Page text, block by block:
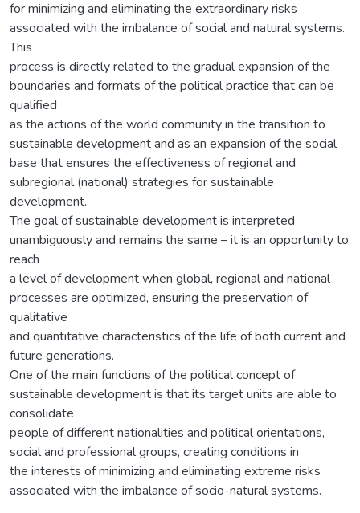
for minimizing and eliminating the extraordinary risks
associated with the imbalance of social and natural systems.
This
process is directly related to the gradual expansion of the
boundaries and formats of the political practice that can be
qualified
as the actions of the world community in the transition to
sustainable development and as an expansion of the social
base that ensures the effectiveness of regional and
subregional (national) strategies for sustainable
development.
The goal of sustainable development is interpreted
unambiguously and remains the same – it is an opportunity to
reach
a level of development when global, regional and national
processes are optimized, ensuring the preservation of
qualitative
and quantitative characteristics of the life of both current and
future generations.
One of the main functions of the political concept of
sustainable development is that its target units are able to
consolidate
people of different nationalities and political orientations,
social and professional groups, creating conditions in
the interests of minimizing and eliminating extreme risks
associated with the imbalance of socio-natural systems.